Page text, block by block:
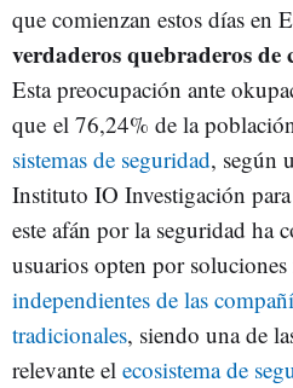
que comienzan estos días en
verdaderos quebraderos de
Esta preocupación ante
que el 76,24% de la
sistemas de seguridad, según
Instituto IO Investigación
este afán por la seguridad ha
usuarios opten por soluciones
independientes de las
tradicionales, siendo una de
relevante el ecosistema de